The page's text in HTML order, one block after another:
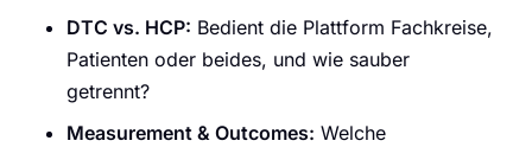
DTC vs. HCP: Bedient die Plattform Fachkreise,
Patienten oder beides, und wie sauber
getrennt?
Measurement & Outcomes: Welche